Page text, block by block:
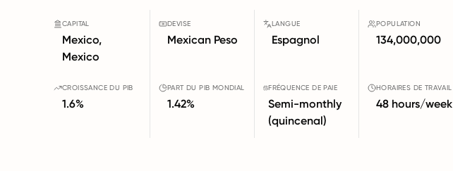
CAPITAL
Mexico,
Mexico
DEVISE
Mexican Peso
LANGUE
Espagnol
POPULATION
134,000,000
CROISSANCE DU PIB
1.6%
PART DU PIB MONDIAL
1.42%
FRÉQUENCE DE PAIE
Semi-monthly
(quincenal)
HORAIRES DE TRAVAIL
48 hours/week